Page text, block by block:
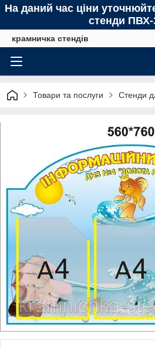
На даний час ціни
стенди
крамничка стендів
Товари та послуги Стенди